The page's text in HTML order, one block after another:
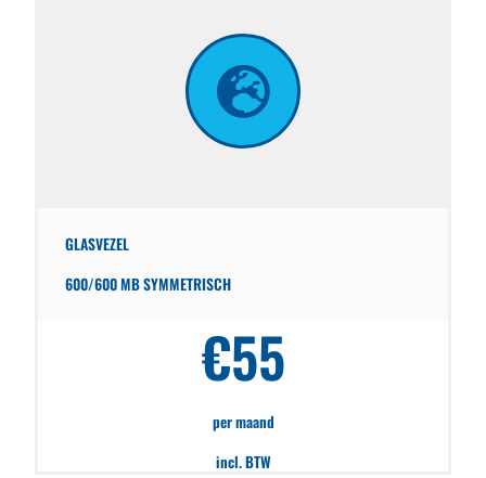
GLASVEZEL
600/600 MB SYMMETRISCH
€55
per maand
incl. BTW